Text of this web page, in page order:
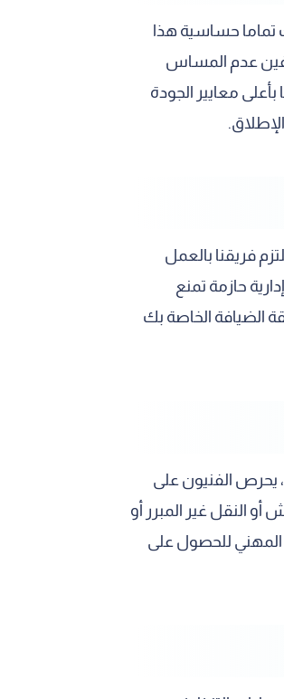
تماما حساسية هذا
عدم المساس
معايير الجودة
فريقنا بالعمل
حازمة تمنع
الضيافة الخاصة بك
يحرص الفنيون على
النقل غير المبرر أو
المهني للحصول على